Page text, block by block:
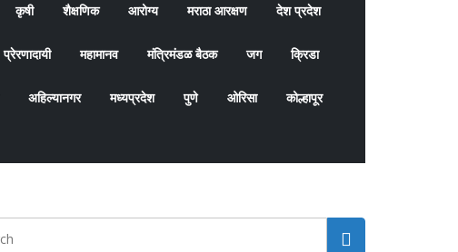
कृषी शैक्षणिक आरोग्य मराठा आरक्षण देश प्रदेश
प्रेरणादायी महामानव मंत्रिमंडळ बैठक जग क्रिडा
अहिल्यानगर मध्यप्रदेश पुणे ओरिसा कोल्हापूर